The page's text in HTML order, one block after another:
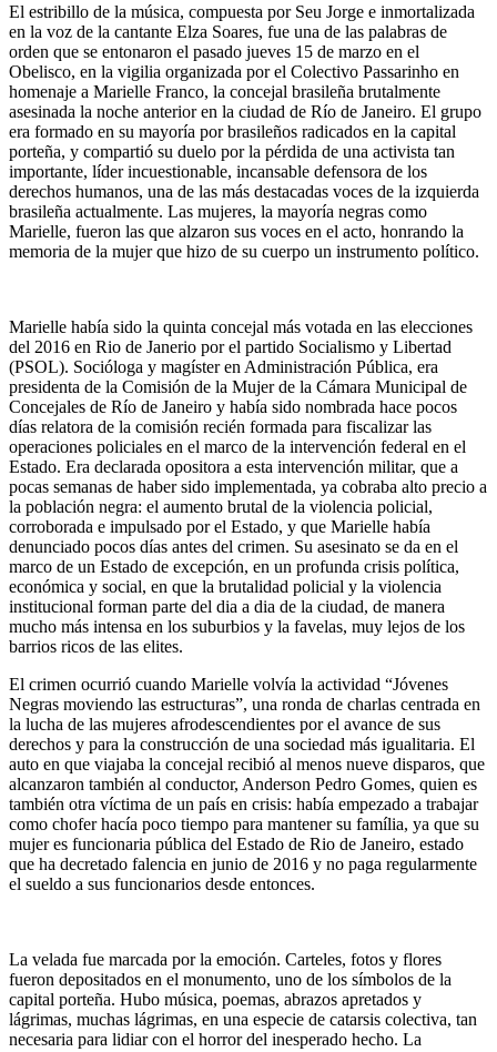
El estribillo de la música, compuesta por Seu Jorge e inmortalizada
en la voz de la cantante Elza Soares, fue una de las palabras de
orden que se entonaron el pasado jueves 15 de marzo en el
Obelisco, en la vigilia organizada por el Colectivo Passarinho en
homenaje a Marielle Franco, la concejal brasileña brutalmente
asesinada la noche anterior en la ciudad de Río de Janeiro. El grupo
era formado en su mayoría por brasileños radicados en la capital
porteña, y compartió su duelo por la pérdida de una activista tan
importante, líder incuestionable, incansable defensora de los
derechos humanos, una de las más destacadas voces de la izquierda
brasileña actualmente. Las mujeres, la mayoría negras como
Marielle, fueron las que alzaron sus voces en el acto, honrando la
memoria de la mujer que hizo de su cuerpo un instrumento político.
Marielle había sido la quinta concejal más votada en las elecciones
del 2016 en Rio de Janerio por el partido Socialismo y Libertad
(PSOL). Socióloga y magíster en Administración Pública, era
presidenta de la Comisión de la Mujer de la Cámara Municipal de
Concejales de Río de Janeiro y había sido nombrada hace pocos
días relatora de la comisión recién formada para fiscalizar las
operaciones policiales en el marco de la intervención federal en el
Estado. Era declarada opositora a esta intervención militar, que a
pocas semanas de haber sido implementada, ya cobraba alto precio a
la población negra: el aumento brutal de la violencia policial,
corroborada e impulsado por el Estado, y que Marielle había
denunciado pocos días antes del crimen. Su asesinato se da en el
marco de un Estado de excepción, en un profunda crisis política,
económica y social, en que la brutalidad policial y la violencia
institucional forman parte del dia a dia de la ciudad, de manera
mucho más intensa en los suburbios y la favelas, muy lejos de los
barrios ricos de las elites.
El crimen ocurrió cuando Marielle volvía la actividad “Jóvenes
Negras moviendo las estructuras”, una ronda de charlas centrada en
la lucha de las mujeres afrodescendientes por el avance de sus
derechos y para la construcción de una sociedad más igualitaria. El
auto en que viajaba la concejal recibió al menos nueve disparos, que
alcanzaron también al conductor, Anderson Pedro Gomes, quien es
también otra víctima de un país en crisis: había empezado a trabajar
como chofer hacía poco tiempo para mantener su família, ya que su
mujer es funcionaria pública del Estado de Rio de Janeiro, estado
que ha decretado falencia en junio de 2016 y no paga regularmente
el sueldo a sus funcionarios desde entonces.
La velada fue marcada por la emoción. Carteles, fotos y flores
fueron depositados en el monumento, uno de los símbolos de la
capital porteña. Hubo música, poemas, abrazos apretados y
lágrimas, muchas lágrimas, en una especie de catarsis colectiva, tan
necesaria para lidiar con el horror del inesperado hecho. La